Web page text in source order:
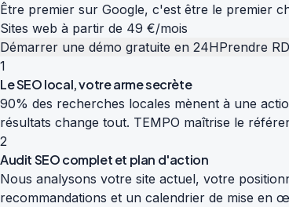
Être premier sur Google, c'est être le premier
Sites web à partir de 49 €/mois
Démarrer une démo gratuite en 24HPrendre
1
Le SEO local, votre arme secrète
90% des recherches locales mènent à une
résultats change tout. TEMPO maîtrise le
2
Audit SEO complet et plan d'action
Nous analysons votre site actuel, votre
recommandations et un calendrier de mise en